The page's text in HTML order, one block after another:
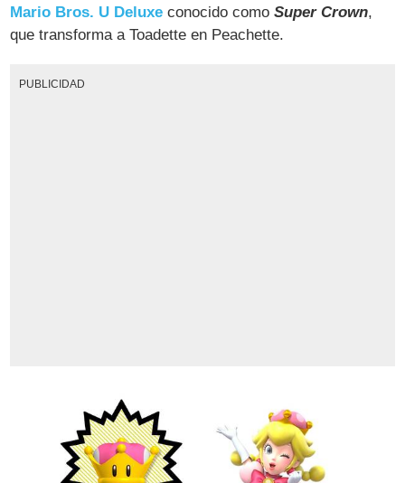
Mario Bros. U Deluxe conocido comoSuper Crown,
que transforma a Toadette en Peachette.
PUBLICIDAD